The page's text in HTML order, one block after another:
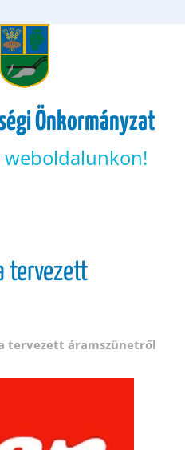
Önkormányzat
tervezett
tervezett áramszünetről